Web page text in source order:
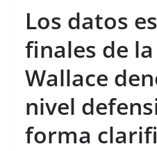
Los datos
finales de
Wallace
nivel
forma